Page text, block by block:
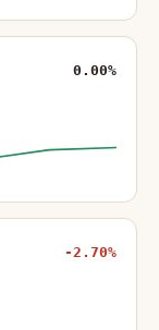
0.00%
-2.70%